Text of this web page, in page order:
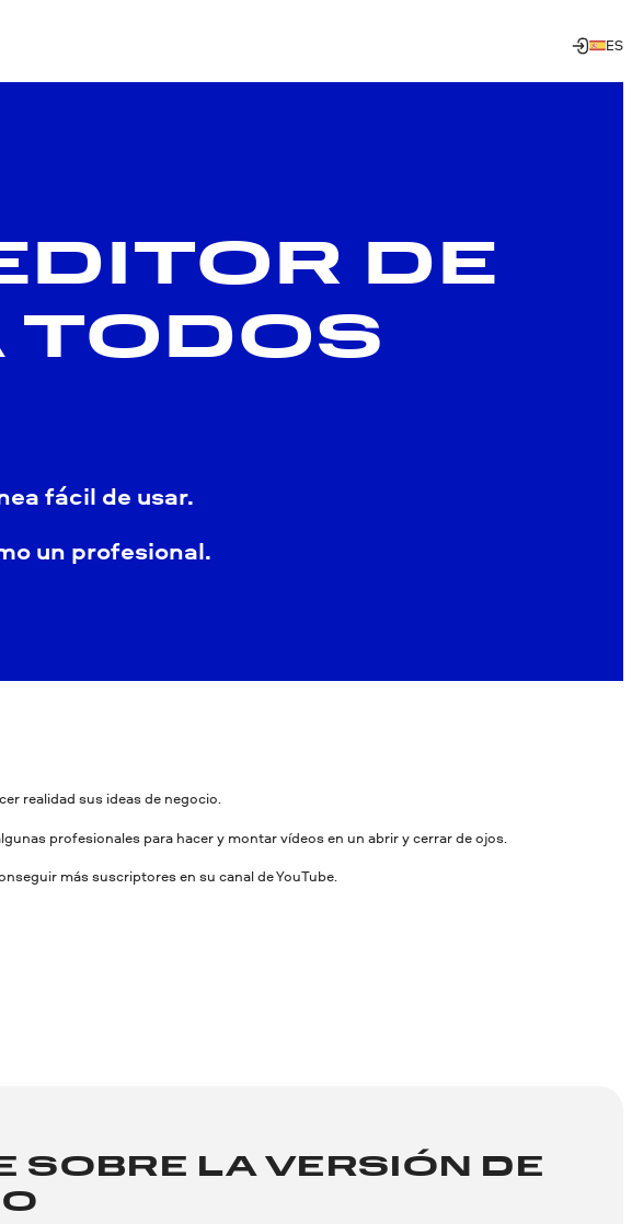
ES
DE
TODOS
fácil de usar.
un profesional.
realidad sus ideas de negocio.
profesionales para hacer y montar vídeos en un abrir y cerrar de ojos.
más suscriptores en su canal de YouTube.
SOBRE LA VERSIÓN DE